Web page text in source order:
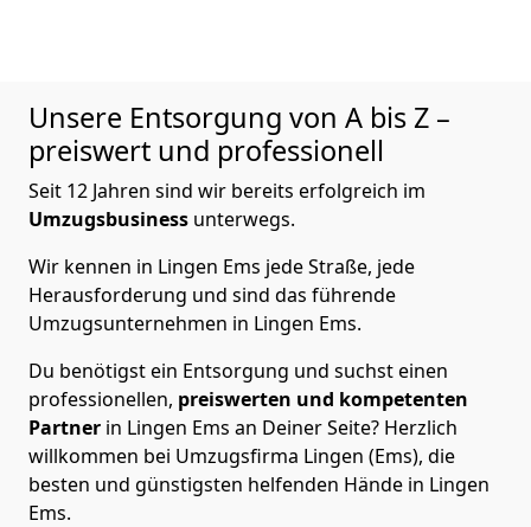
Unsere Entsorgung von A bis Z –
preiswert und professionell
Seit 12 Jahren sind wir bereits erfolgreich im
Umzugsbusiness unterwegs.
Wir kennen in Lingen Ems jede Straße, jede
Herausforderung und sind das führende
Umzugsunternehmen in Lingen Ems.
Du benötigst ein Entsorgung und suchst einen
professionellen, preiswerten und kompetenten
Partner in Lingen Ems an Deiner Seite? Herzlich
willkommen bei Umzugsfirma Lingen (Ems), die
besten und günstigsten helfenden Hände in Lingen
Ems.